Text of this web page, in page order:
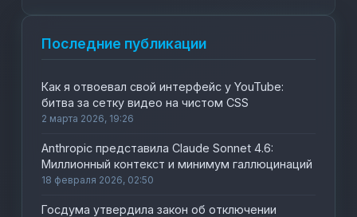
Последние публикации
Как я отвоевал свой интерфейс у YouTube:
битва за сетку видео на чистом CSS
2 марта 2026, 19:26
Anthropic представила Claude Sonnet 4.6:
Миллионный контекст и минимум галлюцинаций
18 февраля 2026, 02:50
Госдума утвердила закон об отключении